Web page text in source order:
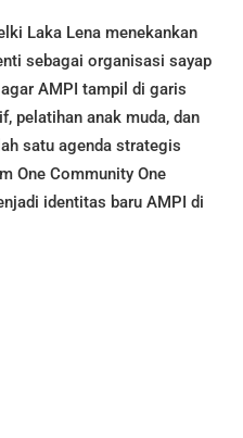
Laka Lena menekankan
sebagai organisasi sayap
AMPI tampil di garis
pelatihan anak muda, dan
satu agenda strategis
One Community One
identitas baru AMPI di